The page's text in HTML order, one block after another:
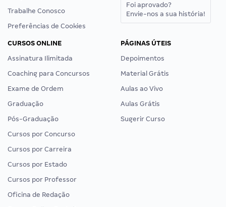
Trabalhe Conosco
Preferências de Cookies
Foi aprovado?
Envie-nos a sua história!
CURSOS ONLINE
Assinatura Ilimitada
Coaching para Concursos
Exame de Ordem
Graduação
Pós-Graduação
Cursos por Concurso
Cursos por Carreira
Cursos por Estado
Cursos por Professor
Oficina de Redação
PÁGINAS ÚTEIS
Depoimentos
Material Grátis
Aulas ao Vivo
Aulas Grátis
Sugerir Curso